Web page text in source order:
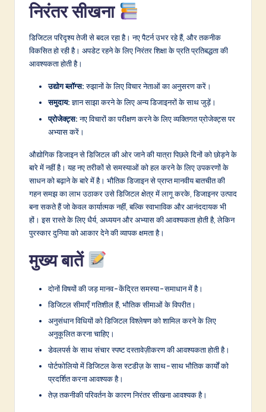
निरंतर सीखना
डिजिटल परिदृश्य तेजी से बदल रहा है। नए पैटर्न उभर रहे हैं, और तकनीक
विकसित हो रही है। अपडेट रहने के लिए निरंतर शिक्षा के प्रति प्रतिबद्धता की
आवश्यकता होती है।
उद्योग ब्लॉग्स:रुझानों के लिए विचार नेताओं का अनुसरण करें।
समुदाय:ज्ञान साझा करने के लिए अन्य डिजाइनरों के साथ जुड़ें।
प्रोजेक्ट्स:नए विचारों का परीक्षण करने के लिए व्यक्तिगत प्रोजेक्ट्स पर
अभ्यास करें।
औद्योगिक डिजाइन से डिजिटल की ओर जाने की यात्रा पिछले दिनों को छोड़ने के
बारे में नहीं है। यह नए तरीकों से समस्याओं को हल करने के लिए उपकरणों के
साधन को बढ़ाने के बारे में है। भौतिक डिजाइन से प्राप्त मानवीय बातचीत की
गहन समझ का लाभ उठाकर उसे डिजिटल क्षेत्र में लागू करके, डिजाइनर उत्पाद
बना सकते हैं जो केवल कार्यात्मक नहीं, बल्कि स्वाभाविक और आनंददायक भी
हों। इस रास्ते के लिए धैर्य, अध्ययन और अभ्यास की आवश्यकता होती है, लेकिन
पुरस्कार दुनिया को आकार देने की व्यापक क्षमता है।
मुख्य बातें
दोनों विषयों की जड़ मानव-केंद्रित समस्या-समाधान में है।
डिजिटल सीमाएँ गतिशील हैं, भौतिक सीमाओं के विपरीत।
अनुसंधान विधियों को डिजिटल विश्लेषण को शामिल करने के लिए
अनुकूलित करना चाहिए।
डेवलपर्स के साथ संचार स्पष्ट दस्तावेज़ीकरण की आवश्यकता होती है।
पोर्टफोलियो में डिजिटल केस स्टडीज़ के साथ-साथ भौतिक कार्यों को
प्रदर्शित करना आवश्यक है।
तेज़ तकनीकी परिवर्तन के कारण निरंतर सीखना आवश्यक है।